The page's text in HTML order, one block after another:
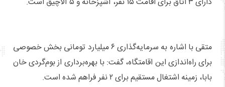
متقی با اشاره به سرمایه‌گذاری ۶ میلیارد تومانی بخش خصوصی
برای راه‌اندازی این اقامتگاه، گفت: با بهره‌برداری از بوم‌گردی خان
بابا، زمینه اشتغال مستقیم برای ۲ نفر فراهم شده است.